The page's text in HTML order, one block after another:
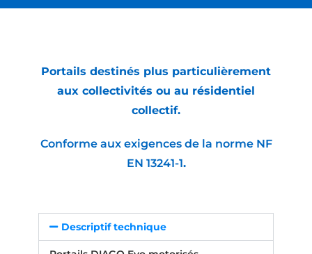
Portails destinés plus particulièrement
aux collectivités ou au résidentiel
collectif.
Conforme aux exigences de la norme NF
EN 13241-1.
Descriptif technique